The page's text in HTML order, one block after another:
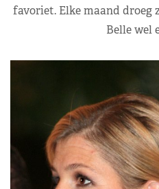
favoriet. Elke maand droeg
Belle wel